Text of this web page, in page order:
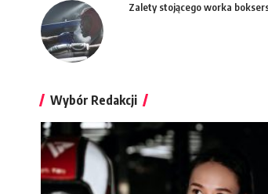
Zalety stojącego worka
Wybór Redakcji